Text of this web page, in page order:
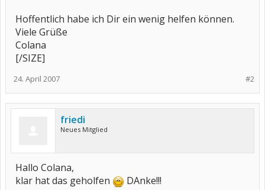
Hoffentlich habe ich Dir ein wenig helfen können.
Viele Grüße
Colana
[/SIZE]
#2
24. April 2007
friedi
Neues Mitglied
Hallo Colana,
klar hat das geholfen
DAnke!!!